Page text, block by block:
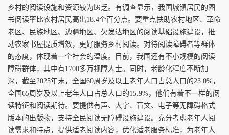
乡村的阅读设施和资源较为匮乏。有调查显示，我国城镇居民的图
书阅读率比农村居民高出18.4个百分点。要重点扶助农村地区、革命
老区、民族地区、边疆地区、欠发达地区的阅读基础设施建设，推
动农家书屋提质增效，更好服务乡村阅读。对待阅读障碍者等群体
的态度，体现着一个社会的温度。目前，我国还有不小规模的阅读
障碍群体，其中有1700多万视障人士。同时，老龄化程度不断加
深，截至2025年末，全国60周岁及以上老年人口占总人口的23.0%，
全国65周岁及以上老年人口占总人口的15.9%，他们有着不一样的阅
读特征和阅读期待。要提供有声、大字、盲文、电子等无障碍格式
版本的出版物，支持全民阅读无障碍设施建设。充分考虑老年人阅
读需求和特点，提供适老阅读内容，优化适老服务标准，为老年人